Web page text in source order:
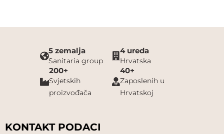
5 zemalja
Sanitaria group
4 ureda
Hrvatska
200+
Svjetskih
proizvođača
40+
Zaposlenih u
Hrvatskoj
KONTAKT PODACI